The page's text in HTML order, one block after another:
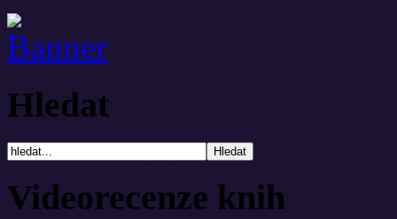
Hledat
Videorecenze knih